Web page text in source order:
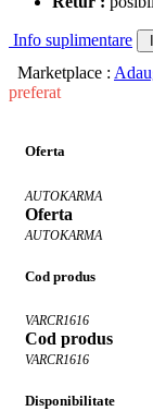
Info suplimentare
Marketplace :
preferat
Oferta
AUTOKARMA
Oferta
AUTOKARMA
Cod produs
VARCR1616
Cod produs
VARCR1616
Disponibilitate